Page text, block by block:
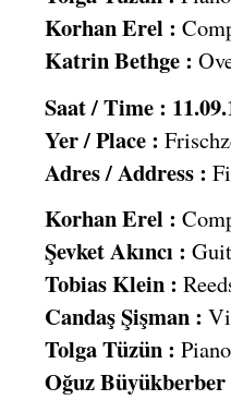
Korhan Erel :
Katrin Bethge :
Saat / Time :
Yer / Place :
Adres / Address :
Korhan Erel :
Şevket Akıncı :
Tobias Klein :
Candaş Şişman :
Tolga Tüzün :
Oğuz